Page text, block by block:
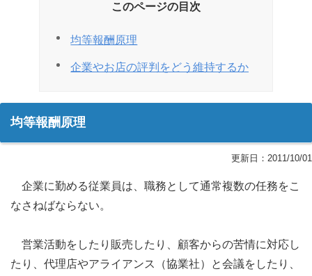
このページの目次
均等報酬原理
企業やお店の評判をどう維持するか
均等報酬原理
更新日： 2011/10/01
企業に勤める従業員は、職務として通常複数の任務をこ
なさねばならない。
営業活動をしたり販売したり、顧客からの苦情に対応し
たり、代理店やアライアンス（協業社）と会議をしたり、